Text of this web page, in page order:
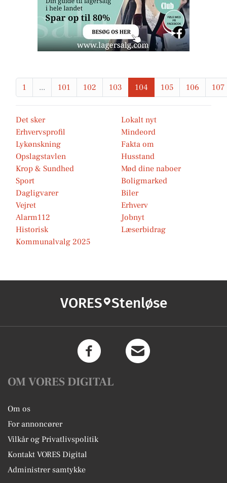
1 ... 101 102 103 104 105 106 107
Det sker
Lokalt nyt
Erhvervsprofil
Mindeord
Lykønskning
Fakta om
Opslagstavlen
Husstand
Krop & Sundhed
Mød dine naboer
Sport
Boligmarked
Dagligvarer
Biler
Vejret
Erhverv
Alarm112
Jobnyt
Historisk
Læserbidrag
Kommunalvalg 2025
VORES Stenløse
OM VORES DIGITAL
Om os
For annoncører
Vilkår og Privatlivspolitik
Kontakt VORES Digital
Administrer samtykke